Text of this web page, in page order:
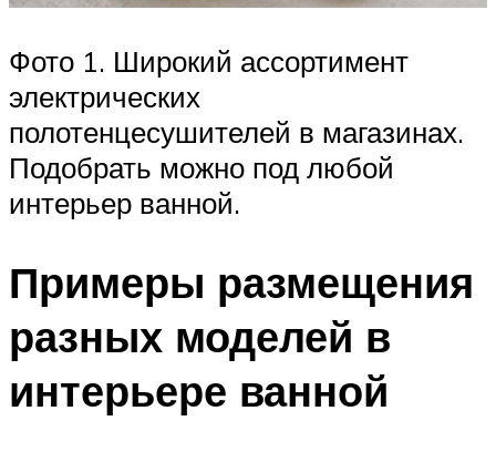
Фото 1. Широкий ассортимент
электрических
полотенцесушителей в магазинах.
Подобрать можно под любой
интерьер ванной.
Примеры размещения
разных моделей в
интерьере ванной